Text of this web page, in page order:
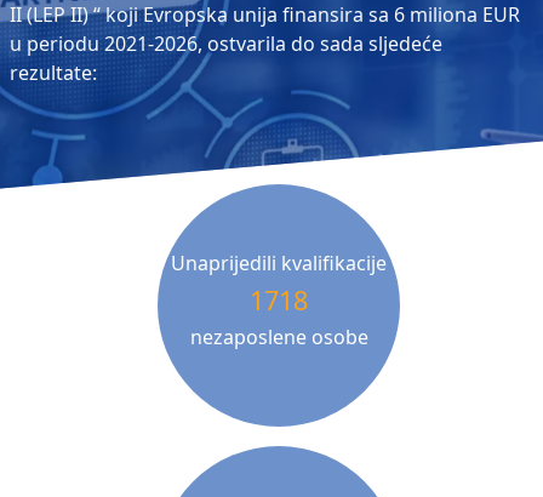
II (LEP II) “ koji Evropska unija finansira sa 6 miliona EUR
u periodu 2021-2026, ostvarila do sada sljedeće
rezultate:
Unaprijedili kvalifikacije
1718
nezaposlene osobe